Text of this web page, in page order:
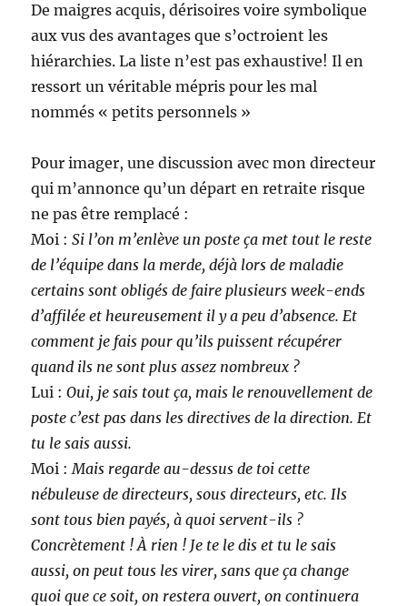
De maigres acquis, dérisoires voire symbolique
aux vus des avantages que s’octroient les
hiérarchies. La liste n’est pas exhaustive! Il en
ressort un véritable mépris pour les mal
nommés « petits personnels »
Pour imager, une discussion avec mon directeur
qui m’annonce qu’un départ en retraite risque
ne pas être remplacé :
Moi :Si l’on m’enlève un poste ça met tout le reste
de l’équipe dans la merde, déjà lors de maladie
certains sont obligés de faire plusieurs week-ends
d’affilée et heureusement il y a peu d’absence. Et
comment je fais pour qu’ils puissent récupérer
quand ils ne sont plus assez nombreux ?
Lui :Oui, je sais tout ça, mais le renouvellement de
poste c’est pas dans les directives de la direction. Et
tu le sais aussi.
Moi :Mais regarde au-dessus de toi cette
nébuleuse de directeurs, sous directeurs, etc. Ils
sont tous bien payés, à quoi servent-ils ?
Concrètement ! À rien ! Je te le dis et tu le sais
aussi, on peut tous les virer, sans que ça change
quoi que ce soit, on restera ouvert, on continuera